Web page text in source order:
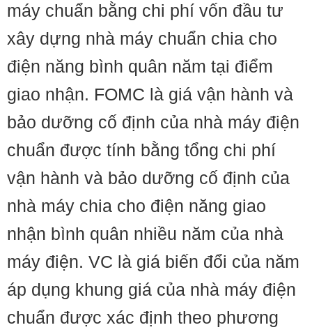
máy chuẩn bằng chi phí vốn đầu tư
xây dựng nhà máy chuẩn chia cho
điện năng bình quân năm tại điểm
giao nhận. FOMC là giá vận hành và
bảo dưỡng cố định của nhà máy điện
chuẩn được tính bằng tổng chi phí
vận hành và bảo dưỡng cố định của
nhà máy chia cho điện năng giao
nhận bình quân nhiều năm của nhà
máy điện. VC là giá biến đổi của năm
áp dụng khung giá của nhà máy điện
chuẩn được xác định theo phương